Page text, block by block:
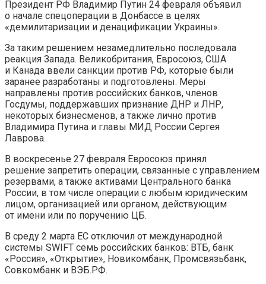
Президент РФ Владимир Путин 24 февраля объявил
о начале спецоперации в Донбассе в целях
«демилитаризации и денацификации Украины».
За таким решением незамедлительно последовала
реакция Запада. Великобритания, Евросоюз, США
и Канада ввели санкции против РФ, которые были
заранее разработаны и подготовлены. Меры
направлены против российских банков, членов
Госдумы, поддержавших признание ДНР и ЛНР,
некоторых бизнесменов, а также лично против
Владимира Путина и главы МИД России Сергея
Лаврова.
В воскресенье 27 февраля Евросоюз принял
решение запретить операции, связанные с управлением
резервами, а также активами Центрального банка
России, в том числе операции с любым юридическим
лицом, организацией или органом, действующим
от имени или по поручению ЦБ.
В среду 2 марта ЕС отключил от международной
системы SWIFT семь российских банков: ВТБ, банк
«Россия», «Открытие», Новикомбанк, Промсвязьбанк,
Совкомбанк и ВЭБ.РФ.